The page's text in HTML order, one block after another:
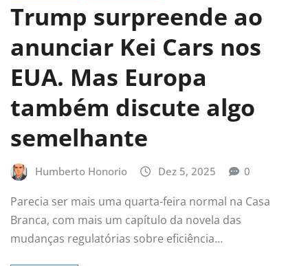
Trump surpreende ao
anunciar Kei Cars nos
EUA. Mas Europa
também discute algo
semelhante
Humberto Honorio Dez 5, 2025 0
Parecia ser mais uma quarta-feira normal na Casa
Branca, com mais um capítulo da novela das
mudanças regulatórias sobre eficiência…